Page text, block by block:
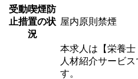
受動喫煙防
止措置の状
況
屋内原則禁煙
本求人は【栄養
人材紹介サービ
す。